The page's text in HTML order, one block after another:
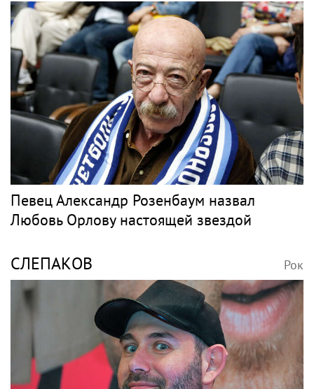
Певец Александр Розенбаум назвал
Любовь Орлову настоящей звездой
СЛЕПАКОВ Рок